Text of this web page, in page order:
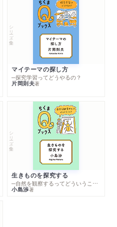
シリーズ・全集
マイテーマの探し方
─探究学習ってどうやるの？
片岡則夫著
シリーズ・全集
生きものを探究する
─自然を観察するってどういうこと？
小島渉著